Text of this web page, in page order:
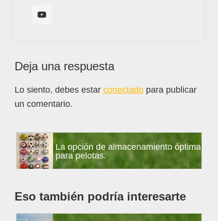
Interacciones
Deja una respuesta
Lo siento, debes estar conectado para publicar
un comentario.
Barra
lateral
principal
La opción de almacenamiento óptima
para pelotas.
Eso también podría interesarte